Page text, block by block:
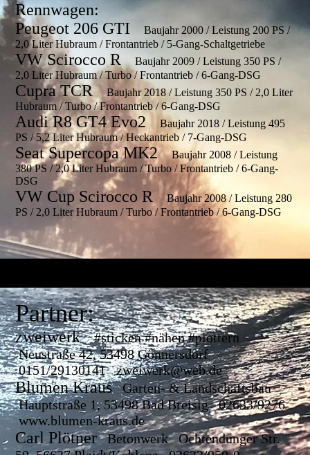
Rennwagen:
Peugeot 206 GTI Baujahr 2000 / Leistung 200 PS /
2,0 Liter Hubraum / Frontantrieb / 5-Gang-Schaltgetriebe
VW Scirocco R Baujahr 2009 / Leistung 350 PS /
2,0 Liter Hubraum / Turbo / Frontantrieb / 6-Gang-DSG
Cupra TCR Baujahr 2018 / Leistung 350 PS / 2,0 Liter
Hubraum / Turbo / Frontantrieb / 6-Gang-DSG
Audi R8 GT4 Evo2 Baujahr 2018 / Leistung 495
PS / 5,2 Liter Hubraum / Heckantrieb / 7-Gang-DSG
Seat Supercopa MK2Baujahr 2008 / Leistung
380 PS / 2,0 Liter Hubraum / Turbo / Frontantrieb / 6-Gang-
DSG
VW Cup Scirocco R Baujahr 2008 / Leistung 280
PS / 2,0 Liter Hubraum / Turbo / Frontantrieb / 6-Gang-DSG
Partner:
zweiwerk#sticken #nähen #plottern
Neustraße 42, 53498 Gönnersdorf
0151/29130141 zweiwerk@web.de
Blumen KrausGarten- & Landschaftsbau
Hauptstraße 1, 53498 Bad Breisig 02633/9276
www.blumen-kraus.de
Carl PlötnerBetonwerk Ochtendunger Str.